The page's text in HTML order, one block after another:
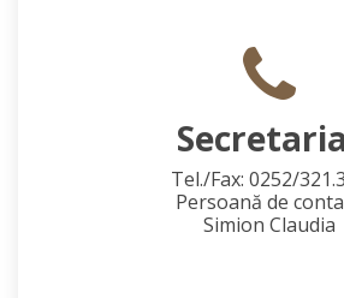
Tel./Fax: 0252/
Persoană de
Simion Claudia